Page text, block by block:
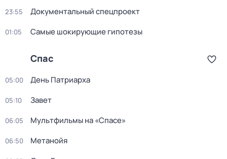
23:55 Документальный спецпроект
01:05 Самые шoкиpующие гипотезы
Спас
05:00 День Патриарха
05:10 Завет
06:05 Мультфильмы на «Спасе»
06:50 Метанойя